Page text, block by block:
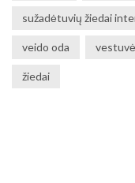
sužadėtuvių žiedai
veido oda
žiedai